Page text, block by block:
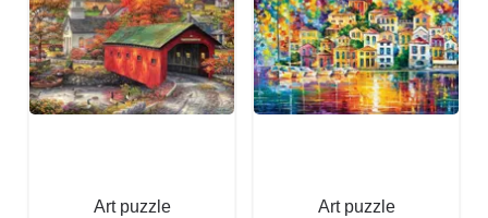
Art puzzle
Art puzzle